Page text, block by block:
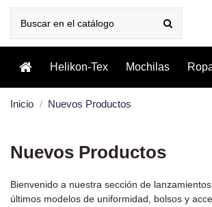
Helikon-Tex Mochilas
Inicio Nuevos Productos
Nuevos Productos
Bienvenido a nuestra sección de
últimos modelos de uniformidad, bolsos y